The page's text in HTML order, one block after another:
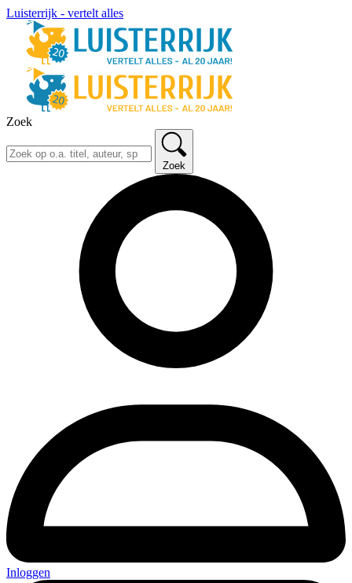
Luisterrijk - vertelt alles
Zoek
Zoek
Inloggen